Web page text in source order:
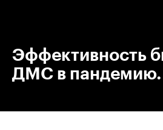
Эффективность
ДМС в пандемию.